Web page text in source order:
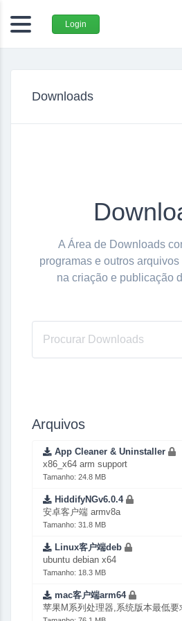
Login
Downloads
A Área de Downloads
programas e outros
na criação e publicação
Arquivos
App Cleaner & Uninstaller
x86_x64 arm support
Tamanho: 24.8 MB
HiddifyNGv6.0.4
安卓客户端 armv8a
Tamanho: 31.8 MB
Linux客户端deb
ubuntu debian x64
Tamanho: 18.3 MB
mac客户端arm64
苹果M系列处理器,系统版本最低要